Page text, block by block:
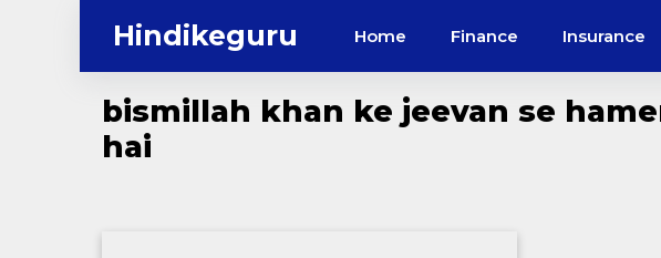
Hindikeguru Home Finance Insurance
bismillah khan ke jeevan se
hai